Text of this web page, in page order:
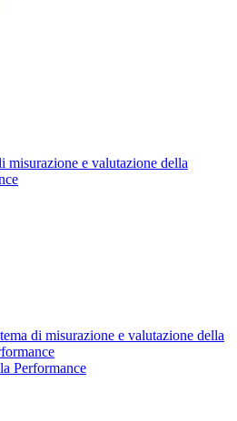
misurazione e valutazione della
di misurazione e valutazione della
Performance